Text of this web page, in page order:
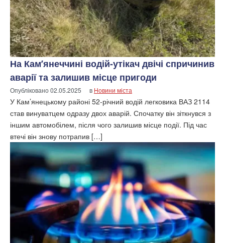
На Кам’янеччині водій-утікач двічі спричинив
аварії та залишив місце пригоди
Опубліковано02.05.2025 в Новини міста
У Кам’янецькому районі 52-річний водій легковика ВАЗ 2114
став винуватцем одразу двох аварій. Спочатку він зіткнувся з
іншим автомобілем, після чого залишив місце події. Під час
втечі він знову потрапив […]